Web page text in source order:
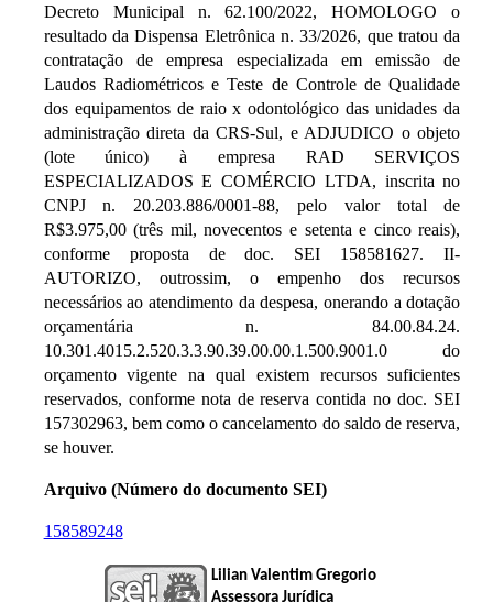
Decreto Municipal n. 62.100/2022, HOMOLOGO o
resultado da Dispensa Eletrônica n. 33/2026, que tratou da
contratação de empresa especializada em emissão de
Laudos Radiométricos e Teste de Controle de Qualidade
dos equipamentos de raio x odontológico das unidades da
administração direta da CRS-Sul, e ADJUDICO o objeto
(lote único) à empresa RAD SERVIÇOS
ESPECIALIZADOS E COMÉRCIO LTDA, inscrita no
CNPJ n. 20.203.886/0001-88, pelo valor total de
R$3.975,00 (três mil, novecentos e setenta e cinco reais),
conforme proposta de doc. SEI 158581627. II-
AUTORIZO, outrossim, o empenho dos recursos
necessários ao atendimento da despesa, onerando a dotação
orçamentária n. 84.00.84.24.
10.301.4015.2.520.3.3.90.39.00.00.1.500.9001.0 do
orçamento vigente na qual existem recursos suficientes
reservados, conforme nota de reserva contida no doc. SEI
157302963, bem como o cancelamento do saldo de reserva,
se houver.
Arquivo (Número do documento SEI)
158589248
Lilian Valentim Gregorio
Assessora Jurídica